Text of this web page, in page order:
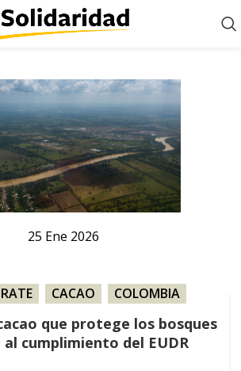
25 Ene 2026
CACAO COLOMBIA
que protege los bosques
cumplimiento del EUDR